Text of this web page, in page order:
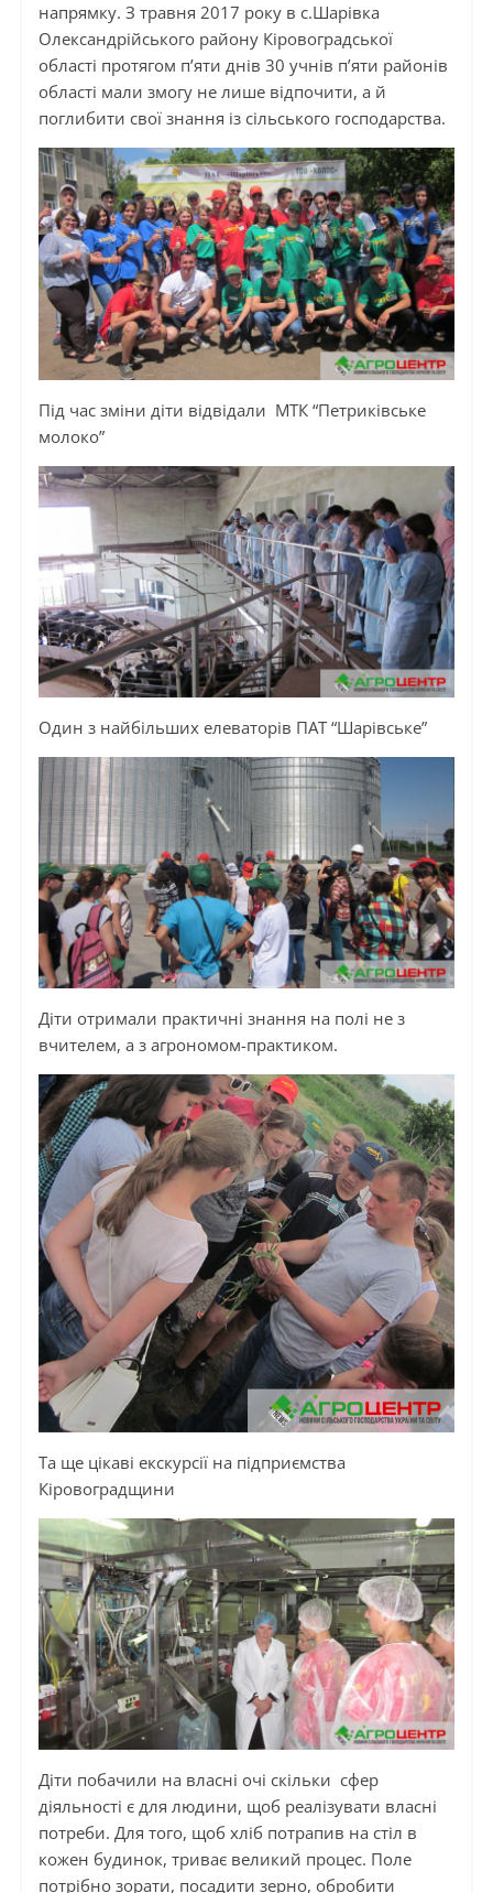
напрямку. З травня 2017 року в с.Шарівка
Олександрійського району Кіровоградської
області протягом п’яти днів 30 учнів п’яти районів
області мали змогу не лише відпочити, а й
поглибити свої знання із сільського господарства.
Під час зміни діти відвідали МТК “Петриківське
молоко”
Один з найбільших елеваторів ПАТ “Шарівське”
Діти отримали практичні знання на полі не з
вчителем, а з агрономом-практиком.
Та ще цікаві екскурсії на підприємства
Кіровоградщини
Діти побачили на власні очі скільки сфер
діяльності є для людини, щоб реалізувати власні
потреби. Для того, щоб хліб потрапив на стіл в
кожен будинок, триває великий процес. Поле
потрібно зорати, посадити зерно, обробити